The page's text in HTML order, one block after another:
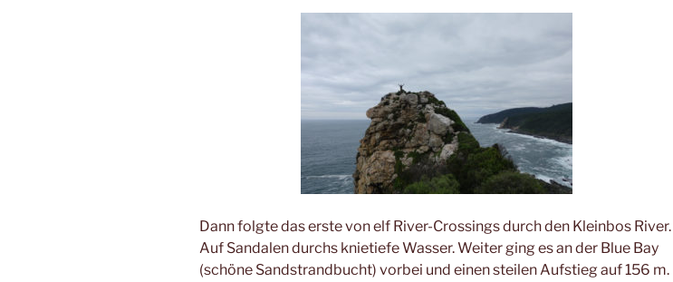
Dann folgte das erste von elf River-Crossings durch den Kleinbos River.
Auf Sandalen durchs knietiefe Wasser. Weiter ging es an der Blue Bay
(schöne Sandstrandbucht) vorbei und einen steilen Aufstieg auf 156 m.